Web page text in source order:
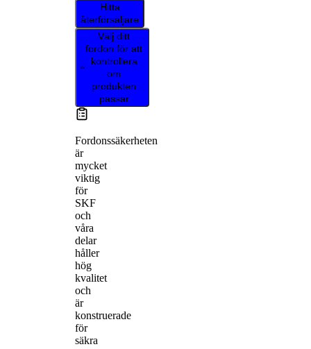
Hitta
återförsäljare
Välj ditt
fordon för att
kontrollera
om
produkten
passar
Fordonssäkerheten
är
mycket
viktig
för
SKF
och
våra
delar
håller
hög
kvalitet
och
är
konstruerade
för
säkra